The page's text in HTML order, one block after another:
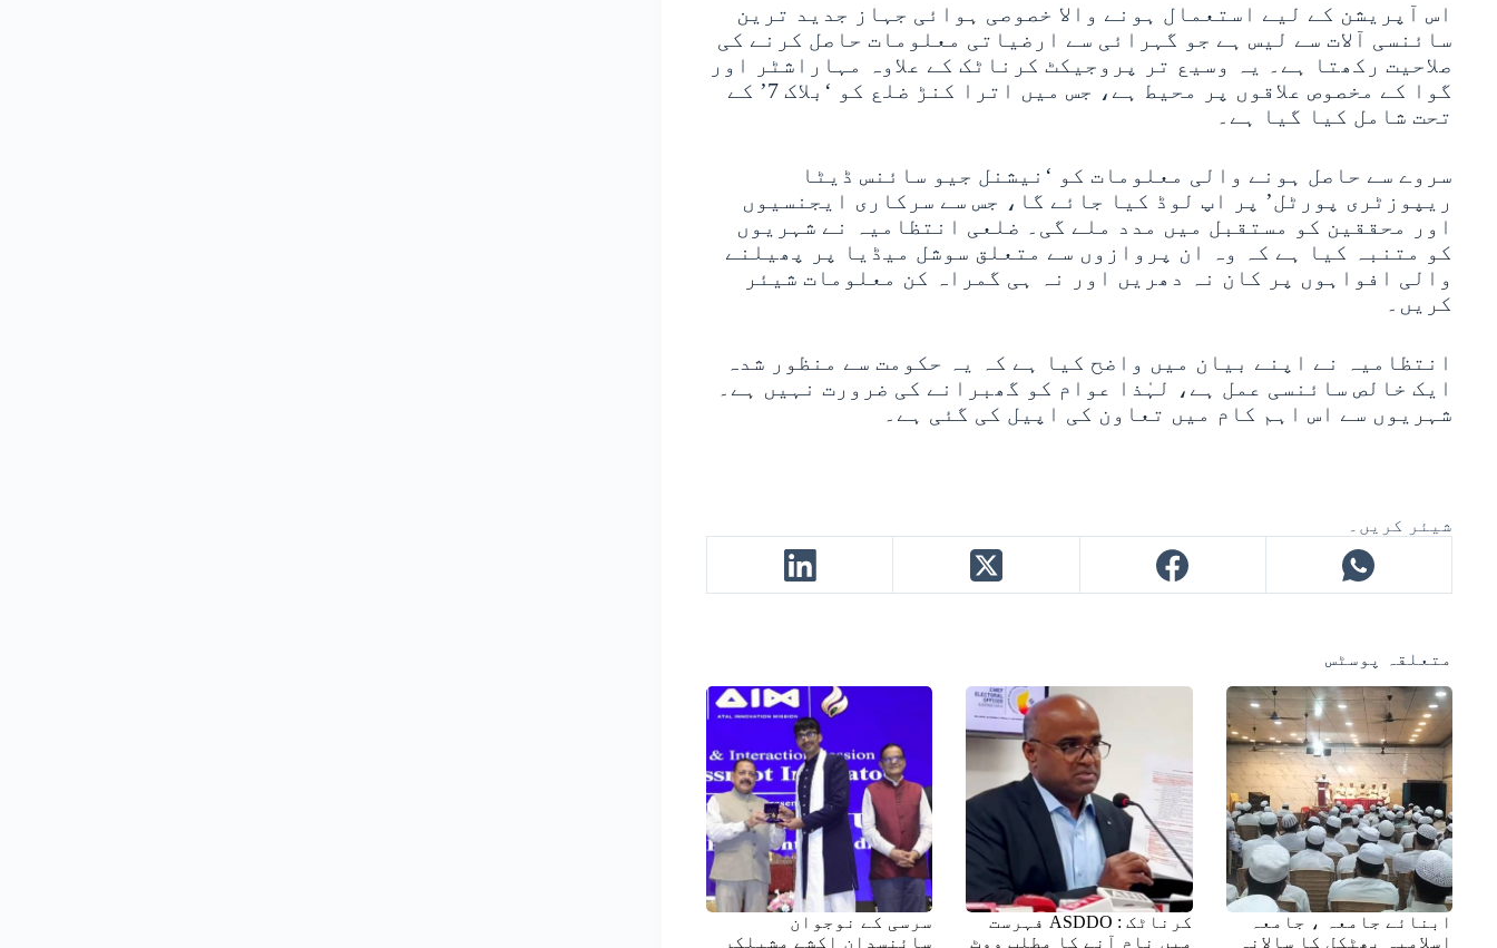
اس آپریشن کے لیے استعمال ہونے والا خصوصی ہوائی جہاز جدید ترین
سائنسی آلات سے لیس ہے جو گہرائی سے ارضیاتی معلومات حاصل کرنے کی
صلاحیت رکھتا ہے۔ یہ وسیع تر پروجیکٹ کرناٹک کے علاوہ مہاراشٹر اور
گوا کے مخصوص علاقوں پر محیط ہے، جس میں اترا کنڑ ضلع کو ‘بلاک 7’ کے
تحت شامل کیا گیا ہے۔
سروے سے حاصل ہونے والی معلومات کو ‘نیشنل جیو سائنس ڈیٹا
ریپوزٹری پورٹل’ پر اپ لوڈ کیا جائے گا، جس سے سرکاری ایجنسیوں
اور محققین کو مستقبل میں مدد ملے گی۔ ضلعی انتظامیہ نے شہریوں
کو متنبہ کیا ہے کہ وہ ان پروازوں سے متعلق سوشل میڈیا پر پھیلنے
والی افواہوں پر کان نہ دھریں اور نہ ہی گمراہ کن معلومات شیئر
کریں۔
انتظامیہ نے اپنے بیان میں واضح کیا ہے کہ یہ حکومت سے منظور شدہ
ایک خالص سائنسی عمل ہے، لہٰذا عوام کو گھبرانے کی ضرورت نہیں ہے۔
شہریوں سے اس اہم کام میں تعاون کی اپیل کی گئی ہے۔
شیئر کریں۔
متعلقہ پوسٹس
ابنائے جامعہ ، جامعہ
اسلامیہ بھٹکل کا سالانہ
کرناٹک : ASDDO فہرست
میں نام آنے کا مطلب ووٹ
سرسی کے نوجوان
سائنسدان اکشے مشیلکر